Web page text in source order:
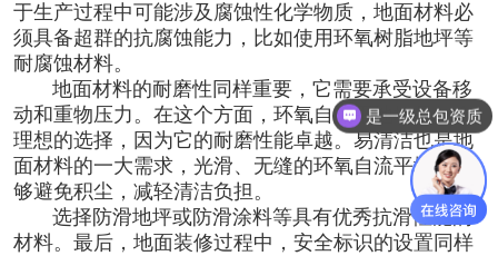
于生产过程中可能涉及腐蚀性化学物质，地面材料必
须具备超群的抗腐蚀能力，比如使用环氧树脂地坪等
耐腐蚀材料。
地面材料的耐磨性同样重要，它需要承受设备移
动和重物压力。在这个方面，环氧自流平地坪是一个
理想的选择，因为它的耐磨性能卓越。易清洁也是地
面材料的一大需求，光滑、无缝的环氧自流平地坪能
够避免积尘，减轻清洁负担。
选择防滑地坪或防滑涂料等具有优秀抗滑性能的
材料。最后，地面装修过程中，安全标识的设置同样
是一级总包资质